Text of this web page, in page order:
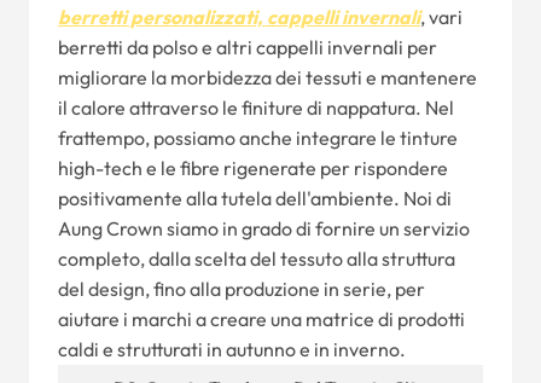
berretti personalizzati, cappelli invernali, vari
berretti da polso e altri cappelli invernali per
migliorare la morbidezza dei tessuti e mantenere
il calore attraverso le finiture di nappatura. Nel
frattempo, possiamo anche integrare le tinture
high-tech e le fibre rigenerate per rispondere
positivamente alla tutela dell'ambiente. Noi di
Aung Crown siamo in grado di fornire un servizio
completo, dalla scelta del tessuto alla struttura
del design, fino alla produzione in serie, per
aiutare i marchi a creare una matrice di prodotti
caldi e strutturati in autunno e in inverno.